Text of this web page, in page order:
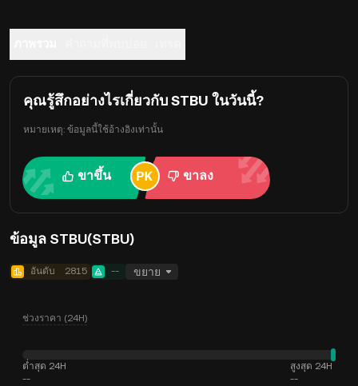
คุณรู้สึกอย่างไรเกี่ยวกับ STBU ในวันนี้?
หมายเหตุ: ข้อมูลนี้ใช้อ้างอิงเท่านั้น
ขาขึ้น ขาลง
ข้อมูล STBU(STBU)
อันดับ 2815 -- ขยาย
ช่วงราคา (24H)
ต่ำสุด 24H
--
สูงสุด 24H
--